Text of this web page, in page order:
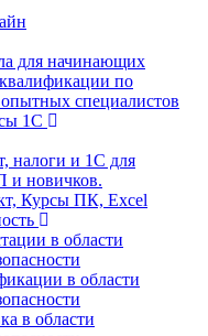
для начинающих
по
специалистов
1С
налоги и 1С для
и новичков.
Курсы ПК, Excel
в области
в области
в области